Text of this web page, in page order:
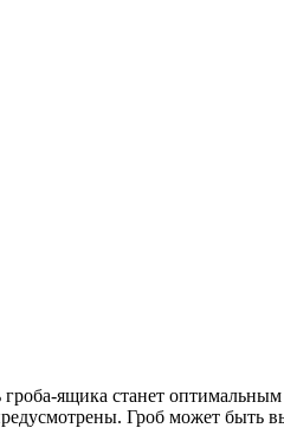
ящика станет
Гроб может быть